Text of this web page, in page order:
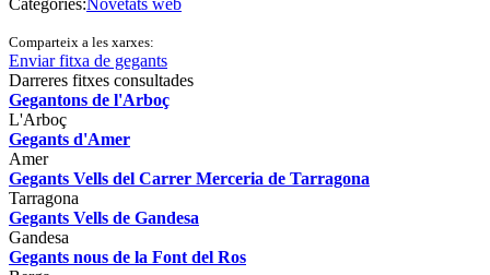
Comparteix a les xarxes:
Enviar fitxa de gegants
Darreres fitxes consultades
Gegantons de l'Arboç
L'Arboç
Gegants d'Amer
Amer
Gegants Vells del Carrer Merceria de Tarragona
Tarragona
Gegants Vells de Gandesa
Gandesa
Gegants nous de la Font del Ros